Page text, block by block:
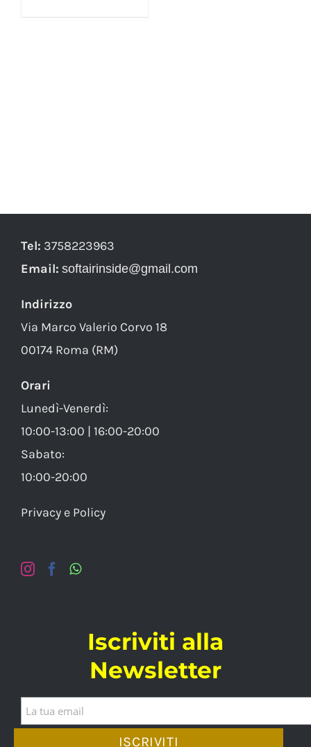
Tel: 3758223963
Email: softairinside@gmail.com
Indirizzo
Via Marco Valerio Corvo 18
00174 Roma (RM)
Orari
Lunedì-Venerdì:
10:00-13:00 | 16:00-20:00
Sabato:
10:00-20:00
Privacy e Policy
Iscriviti alla
Newsletter